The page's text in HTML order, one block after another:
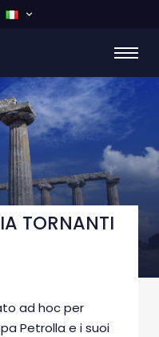
TORNANTI
ad hoc per
Petrolla e i suoi